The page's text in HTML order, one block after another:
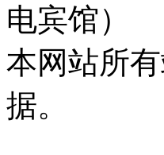
电宾馆）
本网站所
据。